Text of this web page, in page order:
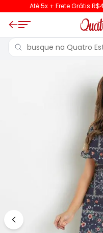
Até 5x + Frete Grátis